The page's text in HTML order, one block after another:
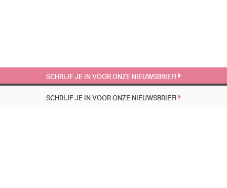
SCHRIJF JE IN VOOR ONZE NIEUWSBRIEF!
SCHRIJF JE IN VOOR ONZE NIEUWSBRIEF!
BLOG